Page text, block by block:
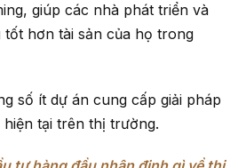
giúp các nhà phát triển và
tốt hơn tài sản của họ trong
số ít dự án cung cấp giải pháp
tại trên thị trường.